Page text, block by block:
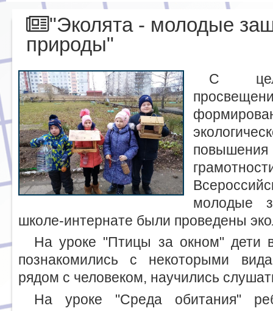
"Эколята - молодые
природы"
С
молодые
школе-интернате были проведены
На уроке "Птицы за окном" дети
познакомились с некоторыми
рядом с человеком, научились
На уроке "Среда обитания"